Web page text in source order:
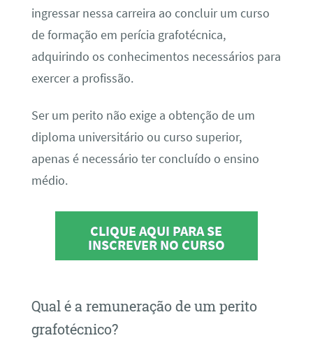
ingressar nessa carreira ao concluir um curso
de formação em perícia grafotécnica,
adquirindo os conhecimentos necessários para
exercer a profissão.
Ser um perito não exige a obtenção de um
diploma universitário ou curso superior,
apenas é necessário ter concluído o ensino
médio.
CLIQUE AQUI PARA SE
INSCREVER NO CURSO
Qual é a remuneração de um perito
grafotécnico?